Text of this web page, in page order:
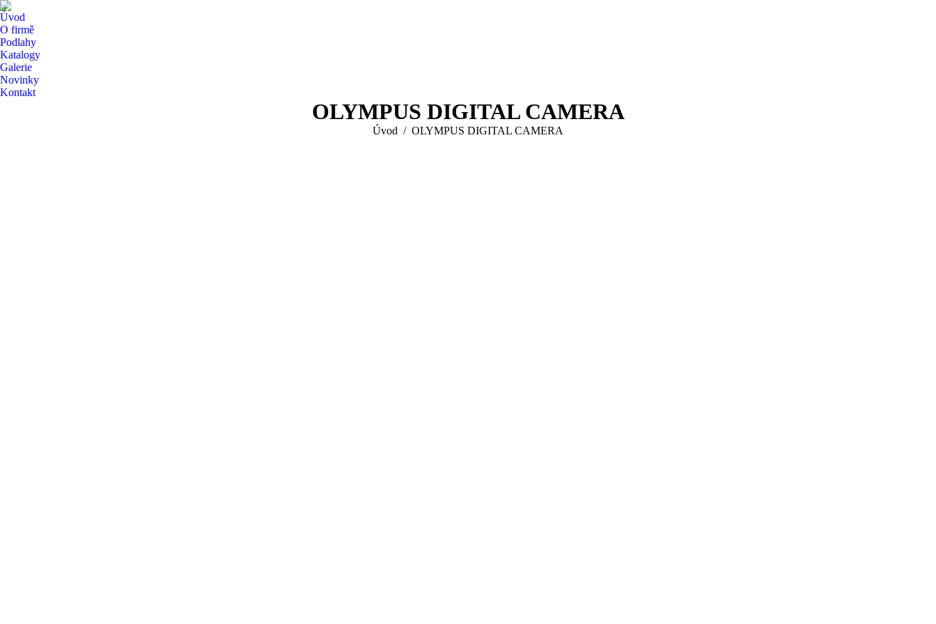
Úvod
O firmě
Podlahy
Katalogy
Galerie
Novinky
Kontakt
OLYMPUS DIGITAL CAMERA
You are here:
Úvod OLYMPUS DIGITAL CAMERA